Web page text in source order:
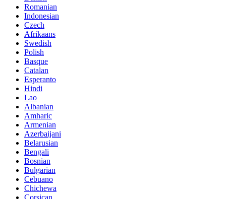
Romanian
Indonesian
Czech
Afrikaans
Swedish
Polish
Basque
Catalan
Esperanto
Hindi
Lao
Albanian
Amharic
Armenian
Azerbaijani
Belarusian
Bengali
Bosnian
Bulgarian
Cebuano
Chichewa
Corsican